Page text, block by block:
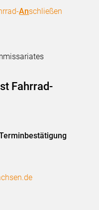
Anschließen
Fahrrad-